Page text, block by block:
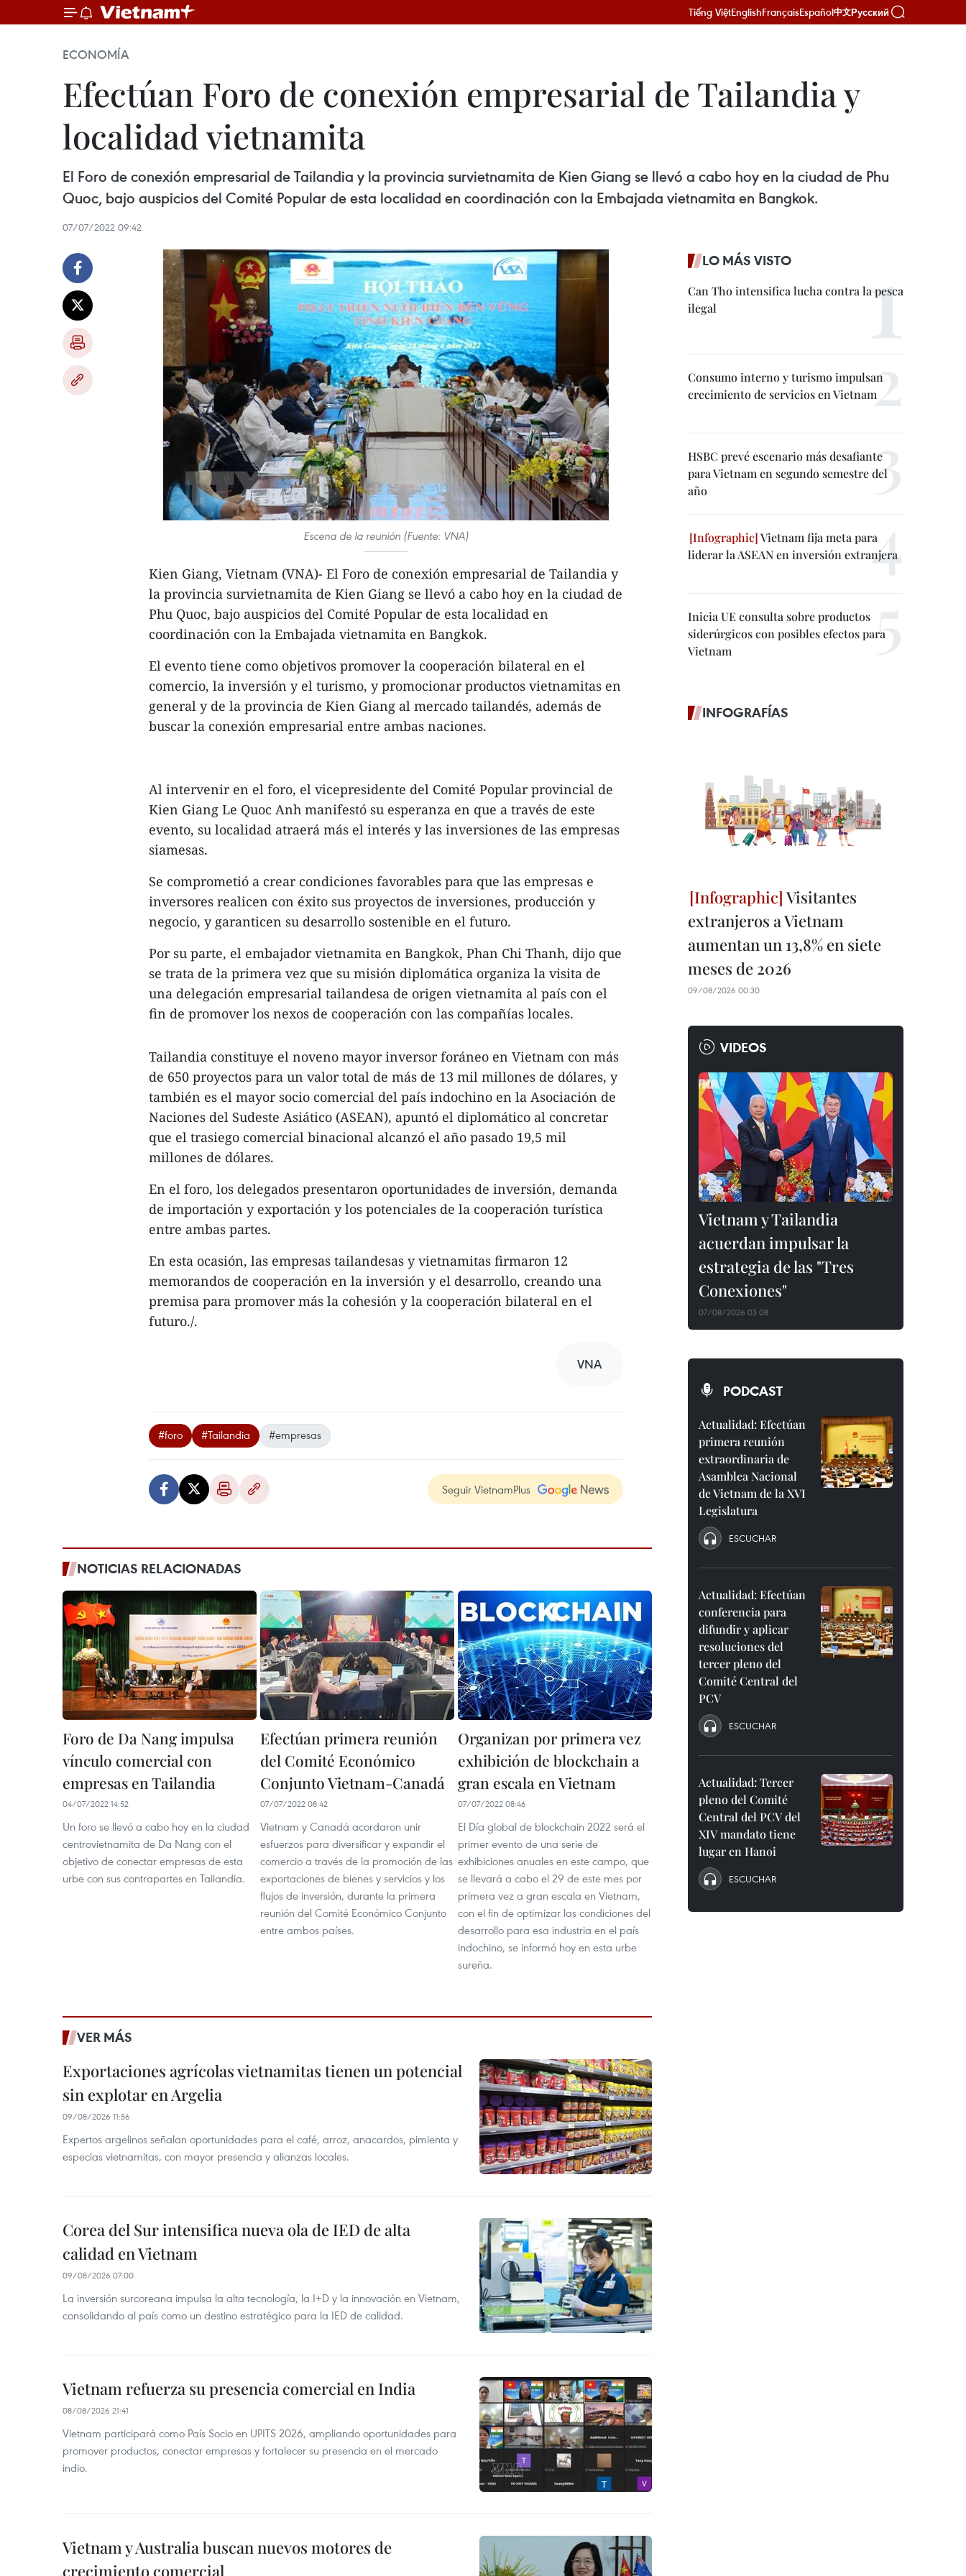
Tiếng ViệtEnglishFrançaisEspañol中文Русский
ECONOMÍA
Efectúan Foro de conexión empresarial de Tailandia y
localidad vietnamita
El Foro de conexión empresarial de Tailandia y la provincia survietnamita de Kien Giang se llevó a cabo hoy en la ciudad de Phu
Quoc, bajo auspicios del Comité Popular de esta localidad en coordinación con la Embajada vietnamita en Bangkok.
07/07/2022 09:42
Escena de la reunión (Fuente: VNA)
Kien Giang, Vietnam (VNA)- El Foro de conexión empresarial de Tailandia y
la provincia survietnamita de Kien Giang se llevó a cabo hoy en la ciudad de
Phu Quoc, bajo auspicios del Comité Popular de esta localidad en
coordinación con la Embajada vietnamita en Bangkok.
El evento tiene como objetivos promover la cooperación bilateral en el
comercio, la inversión y el turismo, y promocionar productos vietnamitas en
general y de la provincia de Kien Giang al mercado tailandés, además de
buscar la conexión empresarial entre ambas naciones.
Al intervenir en el foro, el vicepresidente del Comité Popular provincial de
Kien Giang Le Quoc Anh manifestó su esperanza en que a través de este
evento, su localidad atraerá más el interés y las inversiones de las empresas
siamesas.
Se comprometió a crear condiciones favorables para que las empresas e
inversores realicen con éxito sus proyectos de inversiones, producción y
negocio, y garanticen su desarrollo sostenible en el futuro.
Por su parte, el embajador vietnamita en Bangkok, Phan Chi Thanh, dijo que
se trata de la primera vez que su misión diplomática organiza la visita de
una delegación empresarial tailandesa de origen vietnamita al país con el
fin de promover los nexos de cooperación con las compañías locales.
Tailandia constituye el noveno mayor inversor foráneo en Vietnam con más
de 650 proyectos para un valor total de más de 13 mil millones de dólares, y
también es el mayor socio comercial del país indochino en la Asociación de
Naciones del Sudeste Asiático (ASEAN), apuntó el diplomático al concretar
que el trasiego comercial binacional alcanzó el año pasado 19,5 mil
millones de dólares.
En el foro, los delegados presentaron oportunidades de inversión, demanda
de importación y exportación y los potenciales de la cooperación turística
entre ambas partes.
En esta ocasión, las empresas tailandesas y vietnamitas firmaron 12
memorandos de cooperación en la inversión y el desarrollo, creando una
premisa para promover más la cohesión y la cooperación bilateral en el
futuro./.
VNA
#foro #Tailandia #empresas
Seguir VietnamPlus
NOTICIAS RELACIONADAS
Foro de Da Nang impulsa
vínculo comercial con
empresas en Tailandia
04/07/2022 14:52
Un foro se llevó a cabo hoy en la ciudad
centrovietnamita de Da Nang con el
objetivo de conectar empresas de esta
urbe con sus contrapartes en Tailandia.
Efectúan primera reunión
del Comité Económico
Conjunto Vietnam-Canadá
07/07/2022 08:42
Vietnam y Canadá acordaron unir
esfuerzos para diversificar y expandir el
comercio a través de la promoción de las
exportaciones de bienes y servicios y los
flujos de inversión, durante la primera
reunión del Comité Económico Conjunto
entre ambos países.
Organizan por primera vez
exhibición de blockchain a
gran escala en Vietnam
07/07/2022 08:46
El Día global de blockchain 2022 será el
primer evento de una serie de
exhibiciones anuales en este campo, que
se llevará a cabo el 29 de este mes por
primera vez a gran escala en Vietnam,
con el fin de optimizar las condiciones del
desarrollo para esa industria en el país
indochino, se informó hoy en esta urbe
sureña.
VER MÁS
Exportaciones agrícolas vietnamitas tienen un potencial
sin explotar en Argelia
09/08/2026 11:56
Expertos argelinos señalan oportunidades para el café, arroz, anacardos, pimienta y
especias vietnamitas, con mayor presencia y alianzas locales.
Corea del Sur intensifica nueva ola de IED de alta
calidad en Vietnam
09/08/2026 07:00
La inversión surcoreana impulsa la alta tecnología, la I+D y la innovación en Vietnam,
consolidando al país como un destino estratégico para la IED de calidad.
Vietnam refuerza su presencia comercial en India
08/08/2026 21:41
Vietnam participará como País Socio en UPITS 2026, ampliando oportunidades para
promover productos, conectar empresas y fortalecer su presencia en el mercado
indio.
Vietnam y Australia buscan nuevos motores de
crecimiento comercial
LO MÁS VISTO
Can Tho intensifica lucha contra la pesca
ilegal
Consumo interno y turismo impulsan
crecimiento de servicios en Vietnam
HSBC prevé escenario más desafiante
para Vietnam en segundo semestre del
año
Vietnam fija meta para
liderar la ASEAN en inversión extranjera
Inicia UE consulta sobre productos
siderúrgicos con posibles efectos para
Vietnam
INFOGRAFÍAS
Visitantes
extranjeros a Vietnam
aumentan un 13,8% en siete
meses de 2026
09/08/2026 00:30
VIDEOS
Vietnam y Tailandia
acuerdan impulsar la
estrategia de las "Tres
Conexiones"
07/08/2026 03:08
PODCAST
Actualidad: Efectúan
primera reunión
extraordinaria de
Asamblea Nacional
de Vietnam de la XVI
Legislatura
ESCUCHAR
Actualidad: Efectúan
conferencia para
difundir y aplicar
resoluciones del
tercer pleno del
Comité Central del
PCV
ESCUCHAR
Actualidad: Tercer
pleno del Comité
Central del PCV del
XIV mandato tiene
lugar en Hanoi
ESCUCHAR